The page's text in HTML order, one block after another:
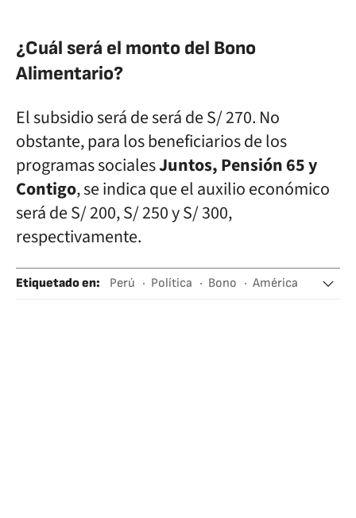
¿Cuál será el monto del Bono
Alimentario?
El subsidio será de será de S/ 270. No
obstante, para los beneficiarios de los
programas socialesJuntos, Pensión 65 y
Contigo, se indica que el auxilio económico
será de S/ 200, S/ 250 y S/ 300,
respectivamente.
Etiquetado en: Perú Política Bono
América